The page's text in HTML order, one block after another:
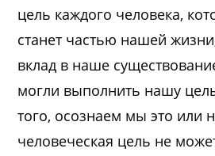
цель каждого человека,
станет частью нашей
вклад в наше
могли выполнить нашу
того, осознаем мы это или
человеческая цель не